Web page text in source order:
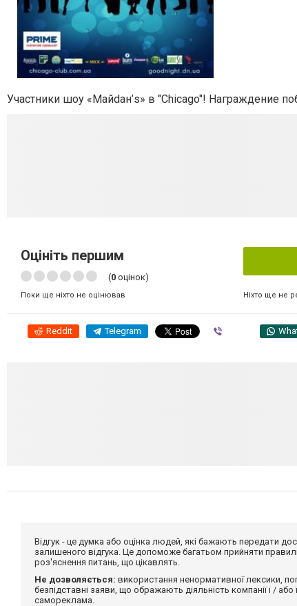
Участники шоу «Майdан’s» в "Chicago"! Награждение
Оцініть першим
(0 оцінок)
Поки ще ніхто не оцінював Ніхто ще не
Reddit Telegram
Відгук - це думка або оцінка людей, які бажають передати
залишеного відгука. Це допоможе багатьом прийняти
роз'яснення питань, що цікавлять.
Не дозволяється: використання ненормативної лексики,
безпідставні заяви, що ображають діяльність компанії і /
самореклама.